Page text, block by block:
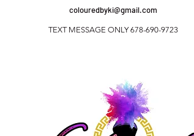
colouredbyki@gmail.com
TEXT MESSAGE ONLY 678-690-9723